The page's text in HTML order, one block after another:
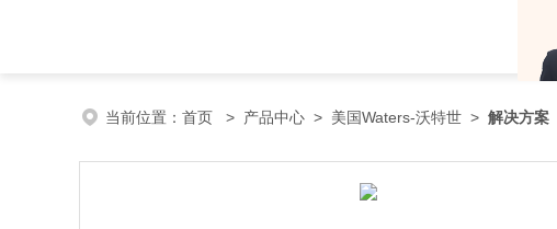
当前位置： 首页 > 产品中心 > 美国Waters-沃特世 > 解决方案